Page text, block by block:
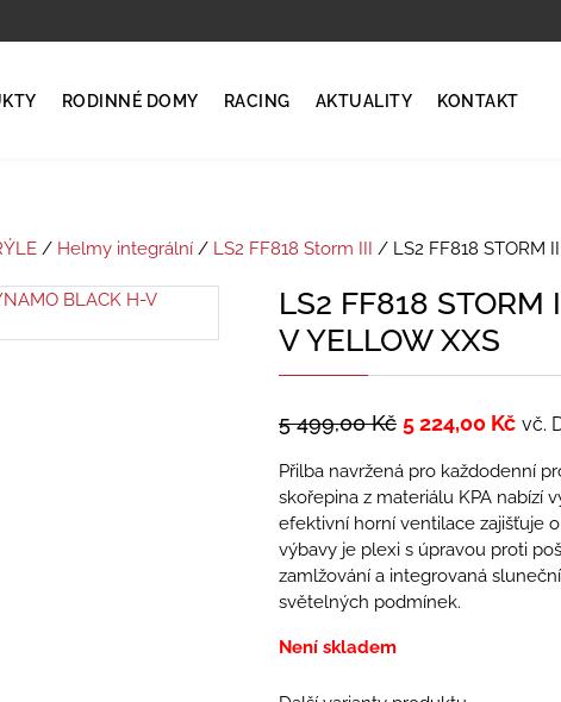
RODINNÉ DOMY RACING AKTUALITY KONTAKT
/ Helmy integrální/ LS2 FF818 Storm III / LS2 FF818 STORM
LS2 FF818
V YELLOW XXS
5 499,00Kč 5 224,00 Kč vč.
Přilba navržená pro každodenní
skořepina z materiálu KPA nabízí
efektivní horní ventilace zajišťuje
výbavy je plexi s úpravou proti
zamlžování a integrovaná
světelných podmínek.
Není skladem